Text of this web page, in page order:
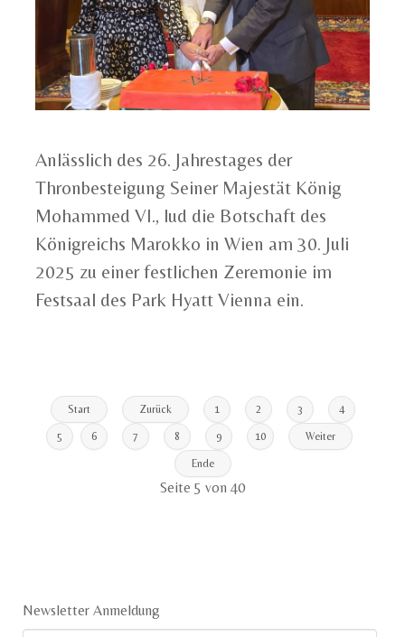
Anlässlich des 26. Jahrestages der
Thronbesteigung Seiner Majestät König
Mohammed VI., lud die Botschaft des
Königreichs Marokko in Wien am 30. Juli
2025 zu einer festlichen Zeremonie im
Festsaal des Park Hyatt Vienna ein.
Start Zurück 1 2 3 4
5 6 7 8 9 10 Weiter
Ende
Seite 5 von 40
Newsletter Anmeldung